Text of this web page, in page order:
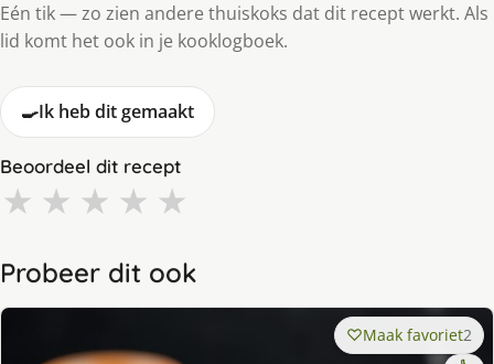
Eén tik — zo zien andere thuiskoks dat dit recept werkt. Als
lid komt het ook in je kooklogboek.
🍳Ik heb dit gemaakt
Beoordeel dit recept
★ ★ ★ ★ ★
Probeer dit ook
Maak favoriet2